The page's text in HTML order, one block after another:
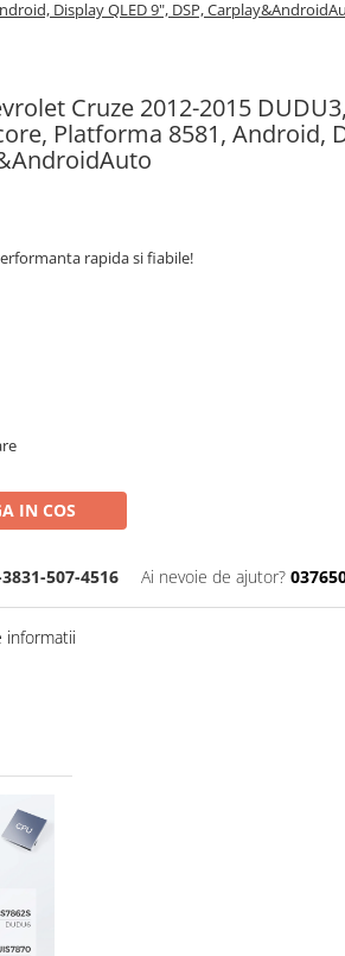
Display QLED 9", DSP,
Cruze 2012-2015
Platforma 8581, Android,
rapida si fiabile!
IN COS
507-4516 Ai nevoie de ajutor?
informatii